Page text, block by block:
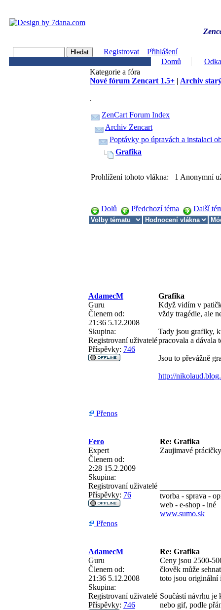
Registrovat
Přihlášení
Domů
Kategorie a fóra
Nové fórum Zencart 1.5+ | Archiv
.
ZenCart Forum Index
Archiv Zencart
Poptávky po úpravách a instalaci
Grafika
Prohlížení tohoto vlákna: 1 Anonymní
Dolů Předchozí téma Další
AdamecM
Grafika
Guru
Členem od:
21:36 5.12.2008
Skupina:
Registrovaní uživatelé
Příspěvky: 746
Když vidím v
vždy tragédie, ale
Tady jsou grafiky,
pracovala a dávala
Jsou to převážně
http://
Přenos
Fero
Re: Grafika
Expert
Členem od:
2:28 15.2.2009
Skupina:
Registrovaní uživatelé
Příspěvky: 76
Zaujimavé
tvorba - sprava -
web - e-shop - iné
www.sumo.sk
Přenos
AdamecM
Re: Grafika
Guru
Členem od:
21:36 5.12.2008
Skupina:
Registrovaní uživatelé
Příspěvky: 746
Ceny jsou 2500-
člověk může
toto jsou originální
Součástí návrhu je
nebo gif, podle